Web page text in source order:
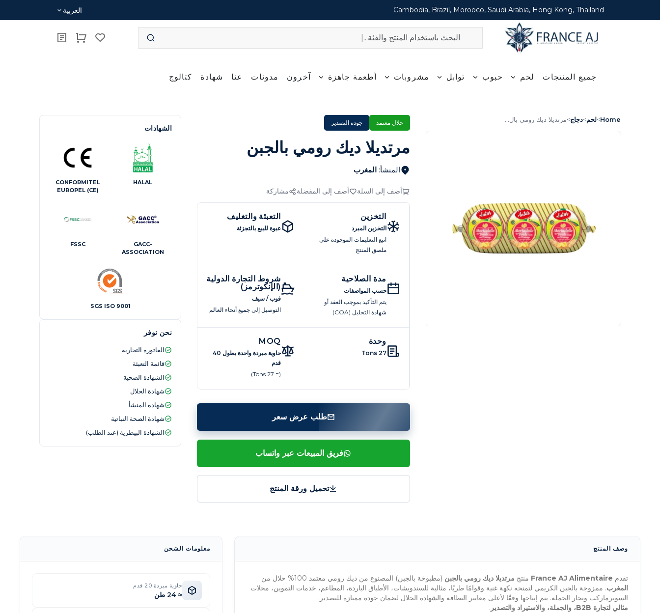
Cambodia, Brazil, Morooco, Saudi Arabia, Hong Kong, Thailand العربية
جميع المنتجات لحم حبوب توابل مشروبات أطعمة جاهزة آخرون مدونات عنا شهادة كتالوج
Home
>لحم>دجاج>مرتديلا ديك رومي بال... حلال معتمد جودة التصدير
مرتديلا ديك رومي بالجبن
المنشأ:المغرب
أضف إلى السلة أضف إلى المفضلة مشاركة
التخزين
التخزين المبرد
اتبع التعليمات الموجودة على
ملصق المنتج
التعبئة والتغليف
عبوة للبيع بالتجزئة
مدة الصلاحية
حسب المواصفات
يتم التأكيد بموجب العقد أو
شهادة التحليل (COA)
شروط التجارة الدولية
(الإنكوترمز)
فوب / سيف
التوصيل إلى جميع أنحاء العالم
وحدة
27 Tons
MOQ
حاوية مبردة واحدة بطول 40
قدم
(= 27 Tons)
طلب عرض سعر
فريق المبيعات عبر واتساب
تحميل ورقة المنتج
الشهادات
HALAL
CONFORMITEL
EUROPEL (CE)
GACC-
ASSOCIATION
FSSC
SGS ISO 9001
نحن نوفر
الفاتورة التجارية
قائمة التعبئة
الشهادة الصحية
شهادة الحلال
شهادة المنشأ
شهادة الصحة النباتية
الشهادة البيطرية (عند الطلب)
وصف المنتج
تقدم France AJ Alimentaire منتج مرتديلا ديك رومي بالجبن (مطبوخة بالجبن) المصنوع من ديك رومي معتمد 100% حلال من
المغرب. ممزوجة بالجبن الكريمي لتمنحه نكهة غنية وقوامًا طريًا، مثالية للسندويشات، الأطباق الباردة، المطاعم، خدمات التموين، محلات
السوبرماركت وتجار الجملة. يتم إنتاجها وفقًا لأعلى معايير النظافة والشهادة الحلال لضمان جودة ممتازة للتصدير.
مثالي لتجارة B2B، والجملة، والاستيراد والتصدير
.
معلومات الشحن
حاوية مبردة 20 قدم
≈ 24 طن